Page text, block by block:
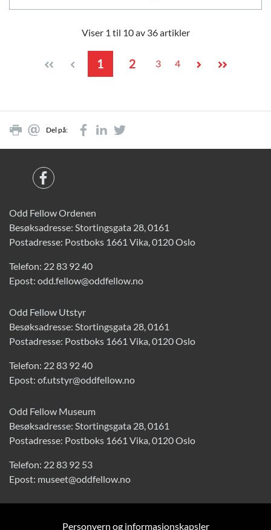
Viser 1 til 10 av 36 artikler
1 2 3 4
Del på:
Odd Fellow Ordenen
Besøksadresse: Stortingsgata 28, 0161
Postadresse: Postboks 1661 Vika, 0120 Oslo
Telefon: 22 83 92 40
Epost: odd.fellow@oddfellow.no
Odd Fellow Utstyr
Besøksadresse: Stortingsgata 28, 0161
Postadresse: Postboks 1661 Vika, 0120 Oslo
Telefon: 22 83 92 40
Epost: of.utstyr@oddfellow.no
Odd Fellow Museum
Besøksadresse: Stortingsgata 28, 0161
Postadresse: Postboks 1661 Vika, 0120 Oslo
Telefon: 22 83 92 53
Epost: museet@oddfellow.no
Personvern og informasjonskapsler